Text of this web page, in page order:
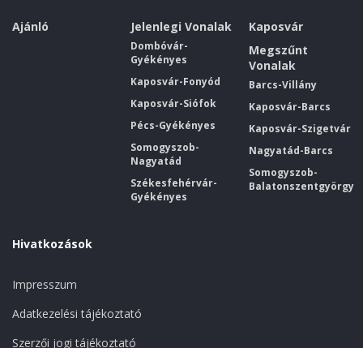
Ajánló Jelenlegi Vonalak
Dombóvár-
Gyékényes
Kaposvár-Fonyód
Kaposvár-Siófok
Pécs-Gyékényes
Somogyszob-
Nagyatád
Székesfehérvár-
Gyékényes
Kaposvár
Megszűnt
Vonalak
Barcs-Villány
Kaposvár-Barcs
Kaposvár-Szigetvár
Nagyatád-Barcs
Somogyszob-
Balatonszentgyörgy
Hivatkozások
Impresszum
Adatkezelési tájékoztató
Szerzői jogi tájékoztató